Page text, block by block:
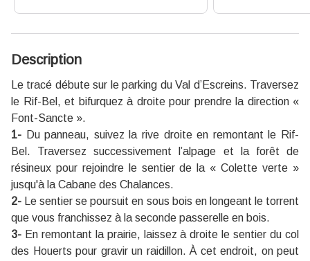
Description
Le tracé débute sur le parking du Val d’Escreins. Traversez
le Rif-Bel, et bifurquez à droite pour prendre la direction «
Font-Sancte ».
1- Du panneau, suivez la rive droite en remontant le Rif-
Bel. Traversez successivement l’alpage et la forêt de
résineux pour rejoindre le sentier de la « Colette verte »
jusqu'à la Cabane des Chalances.
2- Le sentier se poursuit en sous bois en longeant le torrent
que vous franchissez à la seconde passerelle en bois.
3- En remontant la prairie, laissez à droite le sentier du col
des Houerts pour gravir un raidillon. À cet endroit, on peut